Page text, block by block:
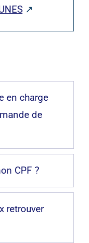
↗
en charge
de
CPF ?
retrouver